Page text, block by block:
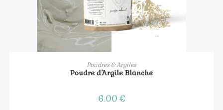
AJOUTER AU PANIER
Poudres & Argiles
Poudre d’Argile Blanche
6.00€